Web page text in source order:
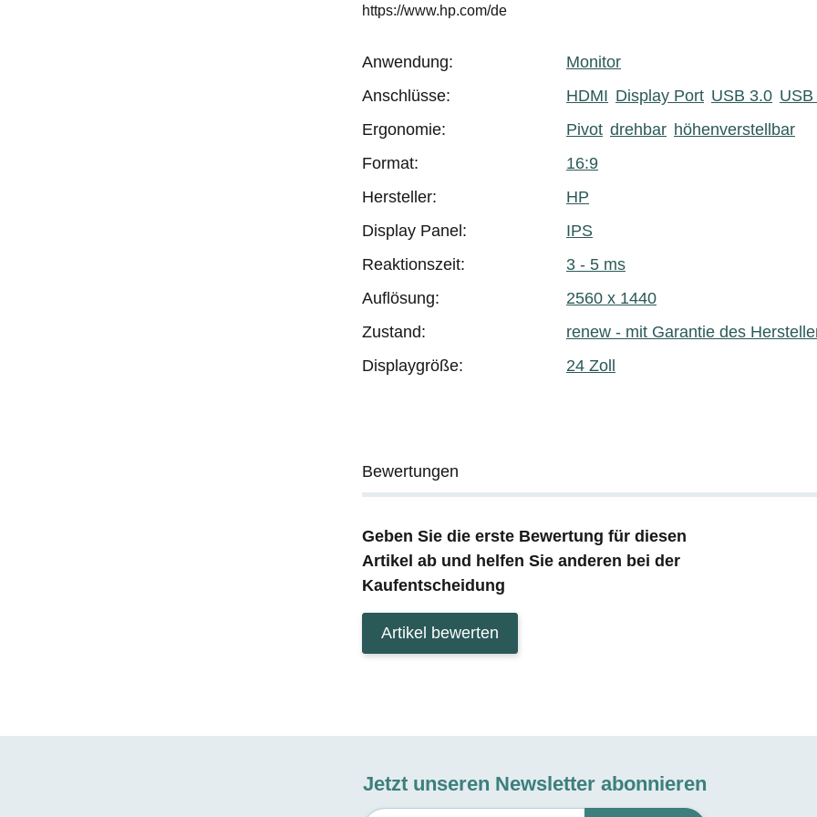
https://www.hp.com/de
Produkteigenschaft
Wert
Anwendung:
Monitor
Anschlüsse:
HDMI Display Port USB 3.0 USB
Ergonomie:
Pivot drehbar höhenverstellbar
Format:
16:9
Hersteller:
HP
Display Panel:
IPS
Reaktionszeit:
3 - 5 ms
Auflösung:
2560 x 1440
Zustand:
renew - mit Garantie des
Displaygröße:
24 Zoll
Bewertungen
Geben Sie die erste Bewertung für diesen
Artikel ab und helfen Sie anderen bei der
Kaufentscheidung
Artikel bewerten
Jetzt unseren Newsletter abonnieren